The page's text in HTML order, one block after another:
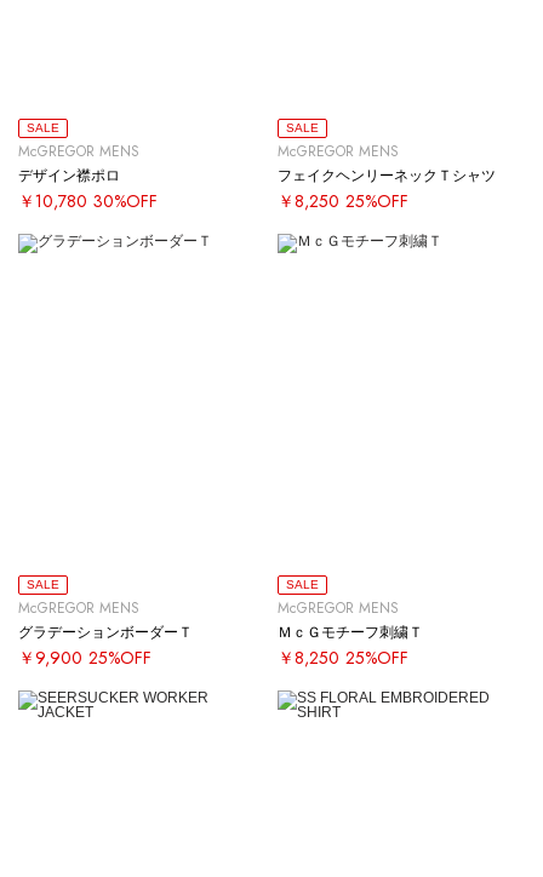
SALE
McGREGOR MENS
デザイン襟ポロ
￥10,780 30%OFF
SALE
McGREGOR MENS
フェイクヘンリーネックＴシャツ
￥8,250 25%OFF
SALE
McGREGOR MENS
グラデーションボーダーＴ
￥9,900 25%OFF
SALE
McGREGOR MENS
ＭｃＧモチーフ刺繍Ｔ
￥8,250 25%OFF